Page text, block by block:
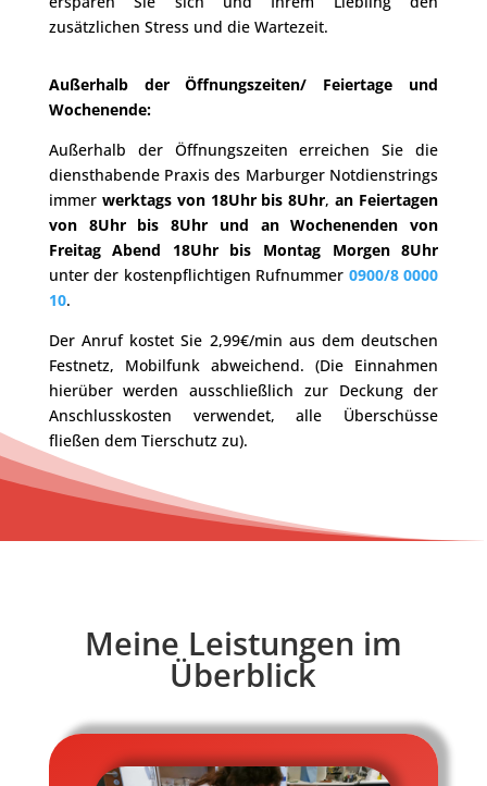
zusätzlichen Stress und die Wartezeit.
Außerhalb der Öffnungszeiten/ Feiertage und
Wochenende:
Außerhalb der Öffnungszeiten erreichen Sie die
diensthabende Praxis des Marburger Notdienstrings
immerwerktags von 18Uhr bis 8Uhr, an Feiertagen
von 8Uhr bis 8Uhr und an Wochenenden von
Freitag Abend 18Uhr bis Montag Morgen 8Uhr
unter der kostenpflichtigen Rufnummer 0900/8 0000
10.
Der Anruf kostet Sie 2,99€/min aus dem deutschen
Festnetz, Mobilfunk abweichend. (Die Einnahmen
hierüber werden ausschließlich zur Deckung der
Anschlusskosten verwendet, alle Überschüsse
fließen dem Tierschutz zu).
Meine Leistungen im
Überblick